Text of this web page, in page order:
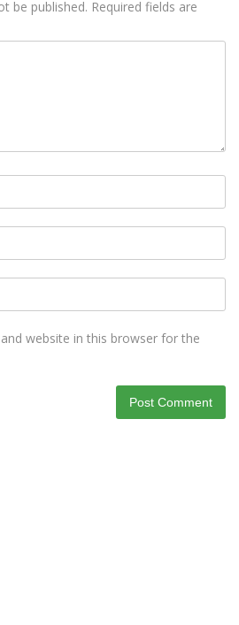
be published. Required fields are
website in this browser for the